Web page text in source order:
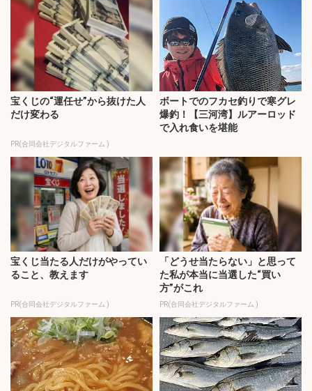
宝くじの“運任せ”から抜けた人
だけ変わる
PR(合同会社デジタルファーム )
ボートでのフカセ釣りで寒グレ
爆釣！【三河湾】ルアーロッド
で入れ食いを堪能
宝くじ当たる人だけがやってい
ること、教えます
PR(合同会社デジタルファーム )
「どうせ当たらない」と思って
た私が本当に当選した“買い
方”がこれ
PR(合同会社デジタルファーム )